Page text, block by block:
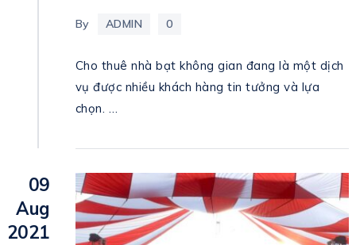
By ADMIN 0
Cho thuê nhà bạt không gian đang là một dịch
vụ được nhiều khách hàng tin tưởng và lựa
chọn. …
09
Aug
2021